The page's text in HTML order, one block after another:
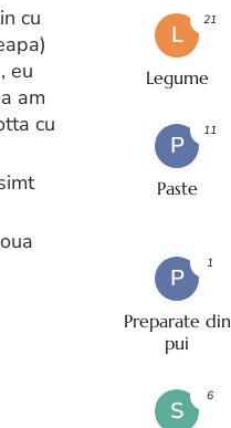
cu
eu
am
cu
L
Legume
21
P
Paste
11
P
Preparate din
pui
1
S
6